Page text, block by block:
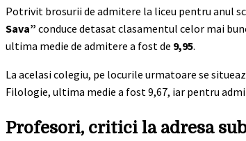
Potrivit brosurii de admitere la liceu pentru anul
Sava” conduce detasat clasamentul celor mai
ultima medie de admitere a fost de 9,95.
La acelasi colegiu, pe locurile urmatoare se
Filologie, ultima medie a fost 9,67, iar pentru
Profesori, critici la adresa